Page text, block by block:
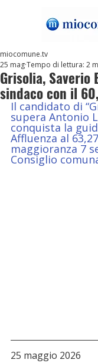
Grisolia,
sindaco con il
miocomune.tv
25 magTempo di lettura: 2
Il candidato di
supera Antonio
conquista la
Affluenza al
maggioranza 7
Consiglio
25 maggio 2026